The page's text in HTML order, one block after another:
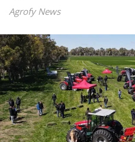
Agrofy News